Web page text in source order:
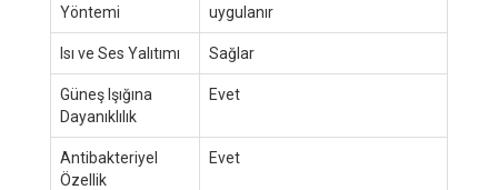
Yöntemi
uygulanır
Isı ve Ses Yalıtımı Sağlar
Güneş Işığına
Dayanıklılık
Evet
Antibakteriyel
Özellik
Evet